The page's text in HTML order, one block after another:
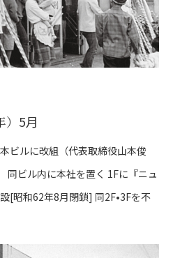
5月
ビルに改組（代表取締役山本俊
ビル内に本社を置く 1Fに『ニュ
[昭和62年8月閉鎖] 同2F•3Fを不